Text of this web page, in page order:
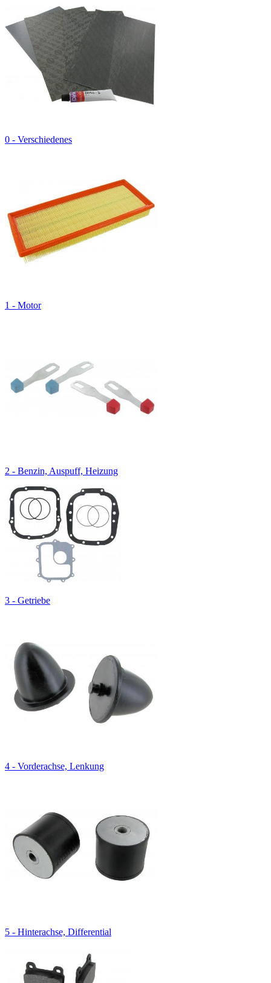
0 - Verschiedenes
1 - Motor
2 - Benzin, Auspuff, Heizung
3 - Getriebe
4 - Vorderachse, Lenkung
5 - Hinterachse, Differential